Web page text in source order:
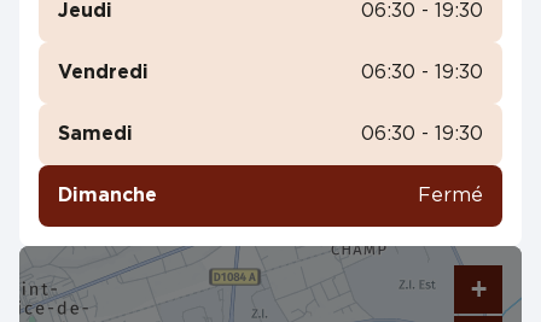
Jeudi 06:30 - 19:30
Vendredi 06:30 - 19:30
Samedi 06:30 - 19:30
Dimanche Fermé
+